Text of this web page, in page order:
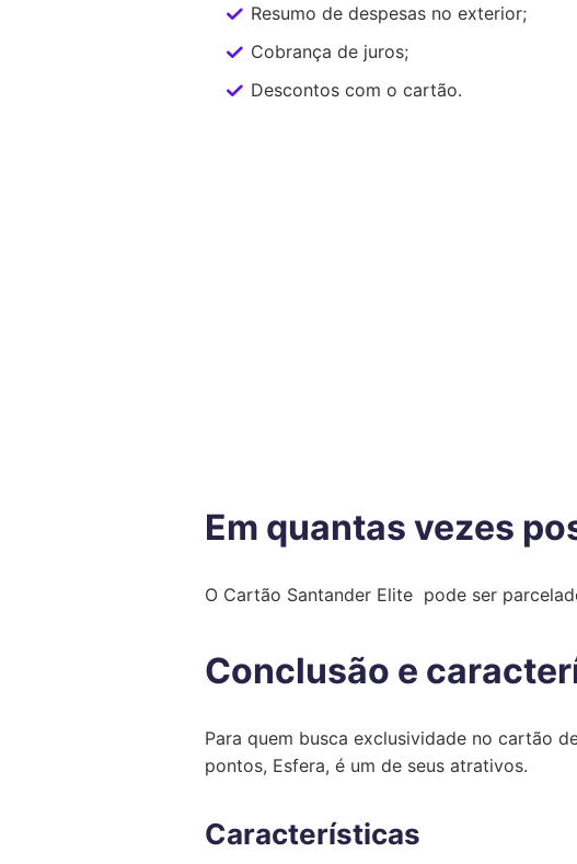
Resumo de despesas no exterior;
Cobrança de juros;
Descontos com o cartão.
Em quantas vezes
O Cartão Santander Elite pode ser
Conclusão e
Para quem busca exclusividade no cartão
pontos, Esfera, é um de seus atrativos.
Características